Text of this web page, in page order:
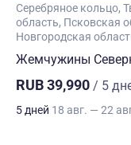
Серебряное кольцо
область Псковская
Новгородская
Жемчужины
RUB 39,990 / 5
5 дней 18 авг. — 22